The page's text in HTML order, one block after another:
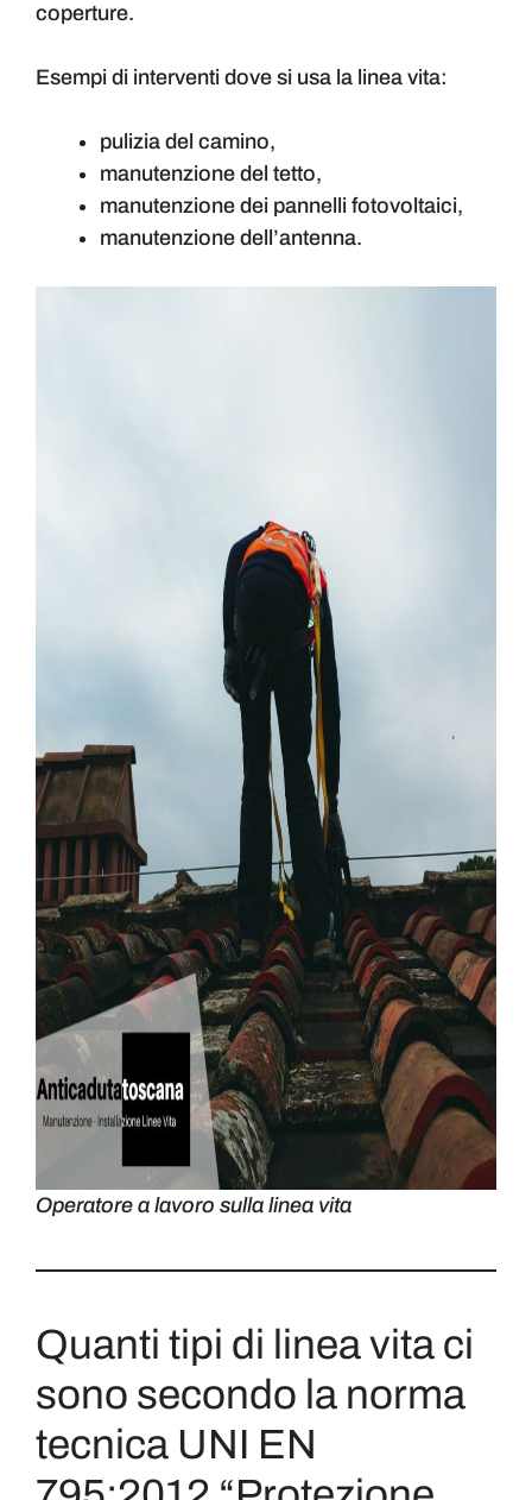
coperture.
Esempi di interventi dove si usa la linea vita:
pulizia del camino,
manutenzione del tetto,
manutenzione dei pannelli fotovoltaici,
manutenzione dell’antenna.
Operatore a lavoro sulla linea vita
Quanti tipi di linea vita ci
sono secondo la norma
tecnica UNI EN